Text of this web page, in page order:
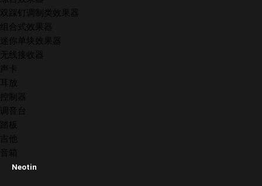
双踩钉调制类效果器
组合式效果器
迷你单块效果器
无线接收器
声卡
耳放
控制器
调音台
踏板
吉他
音箱
Neotin